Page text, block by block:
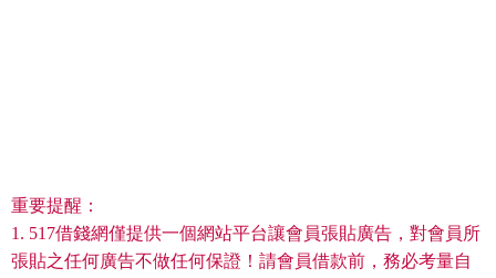
重要提醒：
1. 517借錢網僅提供一個網站平台讓會員張貼廣告，對會員所
張貼之任何廣告不做任何保證！請會員借款前，務必考量自